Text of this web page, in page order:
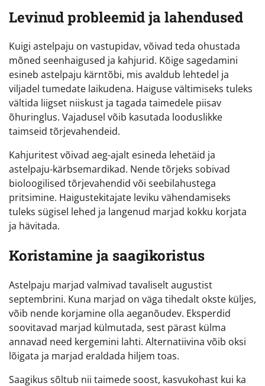
Levinud probleemid ja lahendused
Kuigi astelpaju on vastupidav, võivad teda ohustada
mõned seenhaigused ja kahjurid. Kõige sagedamini
esineb astelpaju kärntõbi, mis avaldub lehtedel ja
viljadel tumedate laikudena. Haiguse vältimiseks tuleks
vältida liigset niiskust ja tagada taimedele piisav
õhuringlus. Vajadusel võib kasutada looduslikke
taimseid tõrjevahendeid.
Kahjuritest võivad aeg-ajalt esineda lehetäid ja
astelpaju-kärbsemardikad. Nende tõrjeks sobivad
bioloogilised tõrjevahendid või seebilahustega
pritsimine. Haigustekitajate leviku vähendamiseks
tuleks sügisel lehed ja langenud marjad kokku korjata
ja hävitada.
Koristamine ja saagikoristus
Astelpaju marjad valmivad tavaliselt augustist
septembrini. Kuna marjad on väga tihedalt okste küljes,
võib nende korjamine olla aeganõudev. Eksperdid
soovitavad marjad külmutada, sest pärast külma
annavad need kergemini lahti. Alternatiivina võib oksi
lõigata ja marjad eraldada hiljem toas.
Saagikus sõltub nii taimede soost, kasvukohast kui ka